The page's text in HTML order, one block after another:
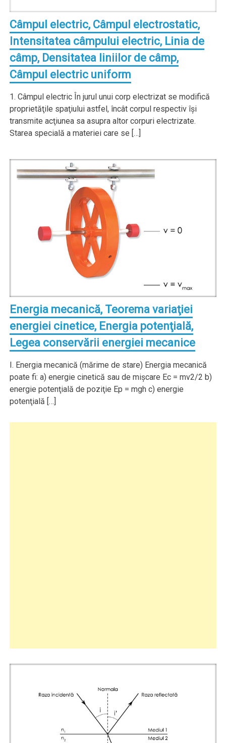
Câmpul electric, Câmpul electrostatic,
Intensitatea câmpului electric, Linia de
câmp, Densitatea liniilor de câmp,
Câmpul electric uniform
1. Câmpul electric În jurul unui corp electrizat se modifică
proprietăţile spaţiului astfel, încât corpul respectiv îşi
transmite acţiunea sa asupra altor corpuri electrizate.
Starea specială a materiei care se […]
Energia mecanică, Teorema variaţiei
energiei cinetice, Energia potenţială,
Legea conservării energiei mecanice
I. Energia mecanică (mărime de stare) Energia mecanică
poate fi: a) energie cinetică sau de mişcare Ec = mv2/2 b)
energie potenţială de poziţie Ep = mgh c) energie
potenţială […]